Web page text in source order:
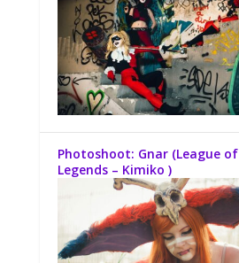
Photoshoot: Gnar (League of
Legends – Kimiko )